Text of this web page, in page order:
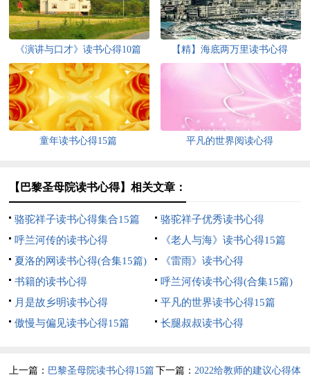
《演讲与口才》读书心得10篇 【精】海底两万里读书心得
童年读书心得15篇 平凡的世界阅读心得
【巴黎圣母院读书心得】相关文章：
骆驼祥子读书心得集合15篇
骆驼祥子优秀读书心得
呼兰河传的读书心得
《老人与海》读书心得15篇
夏洛的网读书心得(合集15篇)
《雷雨》读书心得
书籍的读书心得
呼兰河传读书心得(合集15篇)
月是故乡明读书心得
平凡的世界读书心得15篇
傲慢与偏见读书心得15篇
长腿叔叔读书心得
上一篇： 巴黎圣母院读书心得15篇下一篇： 2022给教师的建议心得体